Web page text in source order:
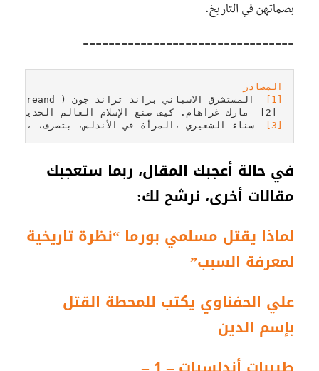
بصماتهن في التاريخ.
=================================
المستشرق الاسباني براند تراند جون ( Gohn, Brande, Treand ) في دراسته عن اسبانيا والبرتغال، المنشورة في كتاب " تراث الاسلام"
سناء الشعيري ،المرأة في الأندلس، بتصرف،
في حالة أعجبك المقال، ربما ستعجبك
مقالات أخرى، نرشح لك:
لماذا يقتل مسلمي بورما “نظرة تاريخية
لمعرفة السبب”
علي الحفناوي يكتب للمحطة القتل
بإسم الدين